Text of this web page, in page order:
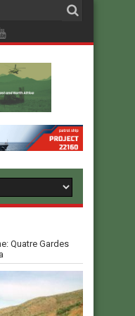
Quatre Gardes